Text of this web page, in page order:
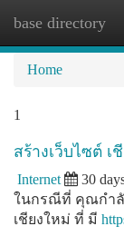
base directory
Home
1
สร้างเว็บไซต์
Internet 30
ในกรณีที่ คุณกำลั
เชียงใหม่ ที่ มี